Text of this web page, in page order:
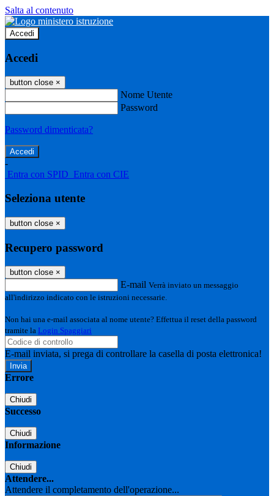
Salta al contenuto
Accedi
Accedi
button close ×
Nome Utente
Password
Password dimenticata?
-
Entra con SPID Entra con CIE
Seleziona utente
button close ×
Recupero password
button close ×
E-mail Verrà inviato un messaggio
all'indirizzo indicato con le istruzioni necessarie.
Non hai una e-mail associata al nome utente? Effettua il reset della password
tramite la Login Spaggiari
E-mail inviata, si prega di controllare la casella di posta elettronica!
Errore
Chiudi
Successo
Chiudi
Informazione
Chiudi
Attendere...
Attendere il completamento dell'operazione...